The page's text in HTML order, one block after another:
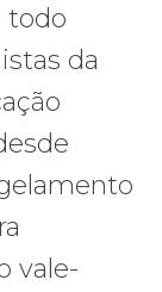
todo
da
vale-